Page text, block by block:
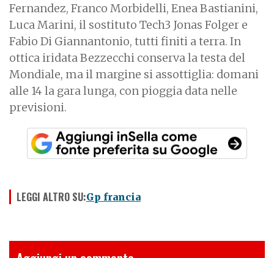
Fernandez, Franco Morbidelli, Enea Bastianini,
Luca Marini, il sostituto Tech3 Jonas Folger e
Fabio Di Giannantonio, tutti finiti a terra. In
ottica iridata Bezzecchi conserva la testa del
Mondiale, ma il margine si assottiglia: domani
alle 14 la gara lunga, con pioggia data nelle
previsioni.
LEGGI ALTRO SU:Gp francia